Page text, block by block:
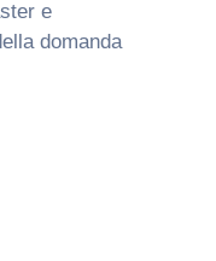
e
domanda